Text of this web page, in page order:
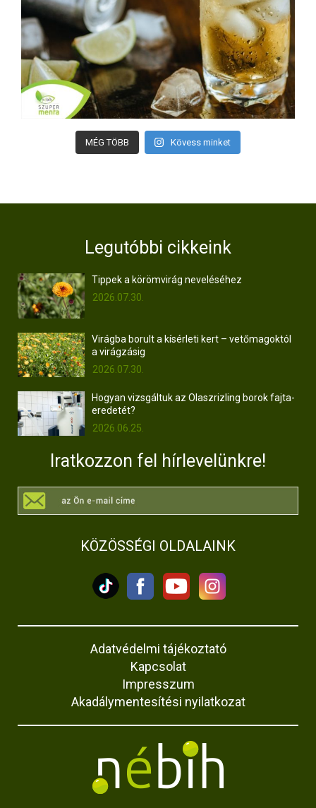
MÉG TÖBB Kövess minket
Legutóbbi cikkeink
Tippek a körömvirág neveléséhez
2026.07.30.
Virágba borult a kísérleti kert – vetőmagoktól
a virágzásig
2026.07.30.
Hogyan vizsgáltuk az Olaszrizling borok fajta-
eredetét?
2026.06.25.
Iratkozzon fel hírlevelünkre!
KÖZÖSSÉGI OLDALAINK
Adatvédelmi tájékoztató
Kapcsolat
Impresszum
Akadálymentesítési nyilatkozat